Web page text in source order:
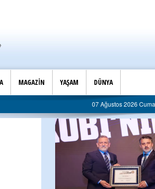
MAGAZİN YAŞAM DÜNYA
belediyeye sert eleştiri: “Algı siyaseti
07 Ağustos 2026 Cuma